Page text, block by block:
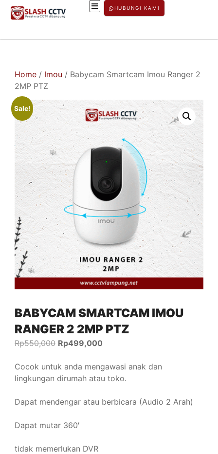
HUBUNGI KAMI
Home / Imou / Babycam Smartcam Imou Ranger 2
2MP PTZ
Sale!
BABYCAM SMARTCAM IMOU
RANGER 2 2MP PTZ
Rp550,000 Rp499,000
Cocok untuk anda mengawasi anak dan
lingkungan dirumah atau toko.
Dapat mendengar atau berbicara (Audio 2 Arah)
Dapat mutar 360′
tidak memerlukan DVR